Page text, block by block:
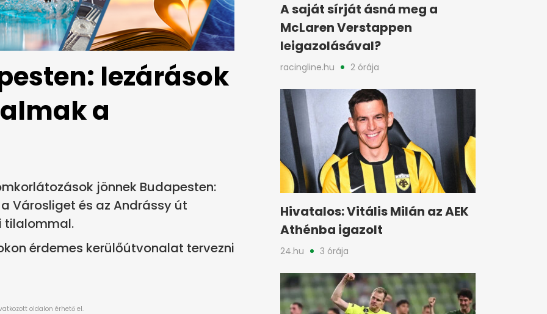
lezárások
a
jönnek Budapesten:
Városliget és az Andrássy út
tilalommal.
érdemes kerülőútvonalat tervezni
A saját sírját ásná meg a
McLaren Verstappen
leigazolásával?
racingline.hu 2 órája
Hivatalos: Vitális Milán az AEK
Athénba igazolt
24.hu 3 órája